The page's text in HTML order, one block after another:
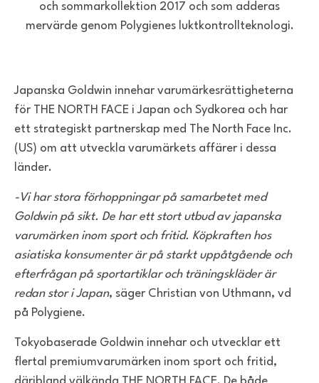
och sommarkollektion 2017 och som adderas
mervärde genom Polygienes luktkontrollteknologi.
Japanska Goldwin innehar varumärkesrättigheterna
för THE NORTH FACE i Japan och Sydkorea och har
ett strategiskt partnerskap med The North Face Inc.
(US) om att utveckla varumärkets affärer i dessa
länder.
-Vi har stora förhoppningar på samarbetet med
Goldwin på sikt. De har ett stort utbud av japanska
varumärken inom sport och fritid. Köpkraften hos
asiatiska konsumenter är på starkt uppåtgående och
efterfrågan på sportartiklar och träningskläder är
redan stor i Japan, säger Christian von Uthmann, vd
på Polygiene.
Tokyobaserade Goldwin innehar och utvecklar ett
flertal premiumvarumärken inom sport och fritid,